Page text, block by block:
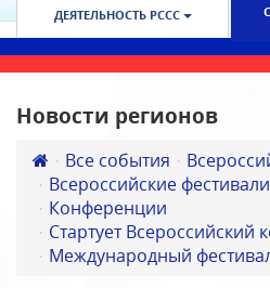
ДЕЯТЕЛЬНОСТЬ РССС
Новости регионов
Все события
Всероссийские
Конференции
Стартует Всероссийский
Международный